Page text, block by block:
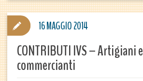
CONTRIBUTI IVS – Artigiani e
commercianti
16 MAGGIO 2014